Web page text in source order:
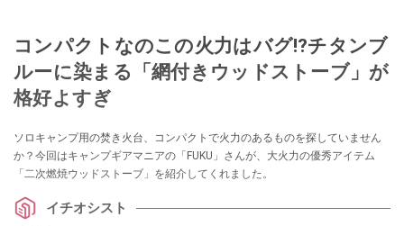
コンパクトなのこの火力はバグ⁉チタンブ
ルーに染まる「網付きウッドストーブ」が
格好よすぎ
ソロキャンプ用の焚き火台、コンパクトで火力のあるものを探していません
か？今回はキャンプギアマニアの「FUKU」さんが、大火力の優秀アイテム
「二次燃焼ウッドストーブ」を紹介してくれました。
イチオシスト